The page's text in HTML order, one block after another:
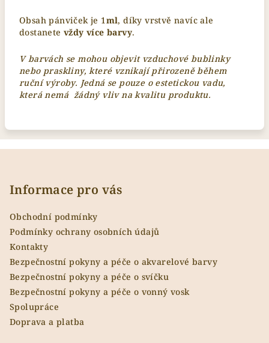
Obsah pánviček je 1ml, díky vrstvě navíc ale
dostanetevždy více barvy.
V barvách se mohou objevit vzduchové bublinky
nebo praskliny, které vznikají přirozeně během
ruční výroby. Jedná se pouze o estetickou vadu,
která nemá žádný vliv na kvalitu produktu.
Informace pro vás
Obchodní podmínky
Podmínky ochrany osobních údajů
Kontakty
Bezpečnostní pokyny a péče o akvarelové barvy
Bezpečnostní pokyny a péče o svíčku
Bezpečnostní pokyny a péče o vonný vosk
Spolupráce
Doprava a platba